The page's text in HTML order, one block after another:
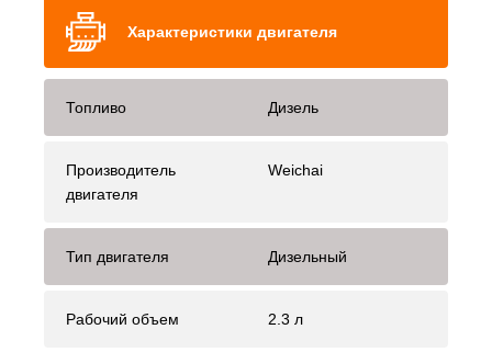
Характеристики двигателя
Топливо Дизель
Производитель
двигателя
Weichai
Тип двигателя Дизельный
Рабочий объем 2.3 л